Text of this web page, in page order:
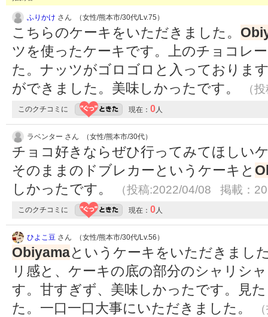
ふりかけ さん （女性/熊本市/30代/Lv.75）
こちらのケーキをいただきました。
ツを使ったケーキです。上のチョコレ
た。ナッツがゴロゴロと入っておりま
ができました。美味しかったです。
（
このクチコミに 現在： 0人
ラベンター さん （女性/熊本市/30代）
チョコ好きならぜひ行ってみてほしい
そのままのドブレカーというケーキと
しかったです。
（投稿:2022/04/08 掲載：
このクチコミに 現在： 0人
ひよこ豆 さん （女性/熊本市/30代/Lv.56）
Obiyamaというケーキをいただきまし
リ感と、ケーキの底の部分のシャリシ
す。甘すぎず、美味しかったです。見
た。一口一口大事にいただきました。